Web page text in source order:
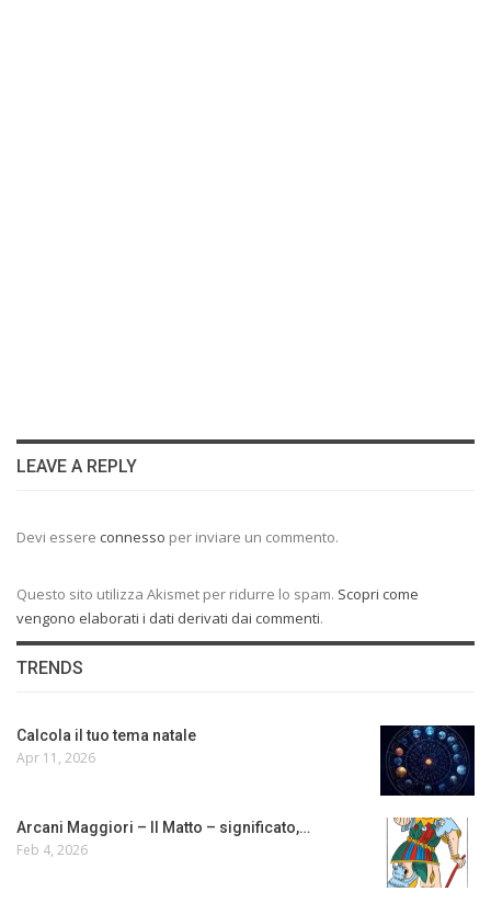
LEAVE A REPLY
Devi essere connesso per inviare un commento.
Questo sito utilizza Akismet per ridurre lo spam. Scopri come
vengono elaborati i dati derivati dai commenti.
TRENDS
Calcola il tuo tema natale
Apr 11, 2026
Arcani Maggiori – Il Matto – significato,…
Feb 4, 2026